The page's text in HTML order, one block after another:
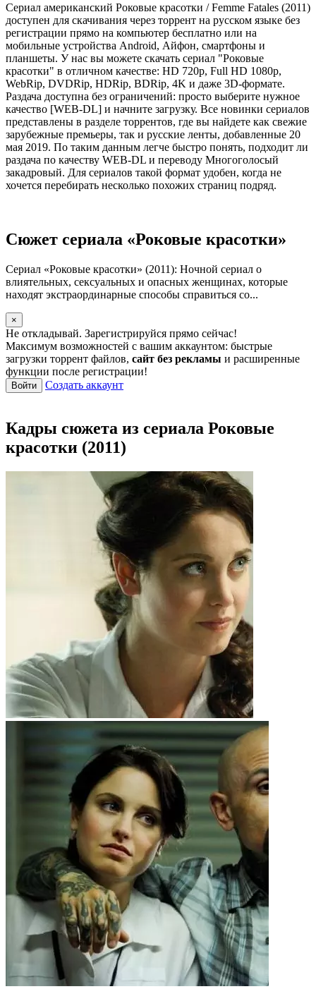
Сериал американский Роковые красотки / Femme Fatales (2011)
доступен для скачивания через торрент на русском языке без
регистрации прямо на компьютер бесплатно или на
мобильные устройства Android, Айфон, смартфоны и
планшеты. У нас вы можете скачать сериал "Роковые
красотки" в отличном качестве: HD 720p, Full HD 1080p,
WebRip, DVDRip, HDRip, BDRip, 4K и даже 3D-формате.
Раздача доступна без ограничений: просто выберите нужное
качество [WEB-DL] и начните загрузку. Все новинки сериалов
представлены в разделе торрентов, где вы найдете как свежие
зарубежные премьеры, так и русские ленты, добавленные 20
мая 2019. По таким данным легче быстро понять, подходит ли
раздача по качеству WEB-DL и переводу Многоголосый
закадровый. Для сериалов такой формат удобен, когда не
хочется перебирать несколько похожих страниц подряд.
Сюжет сериала «Роковые красотки»
Сериал «Роковые красотки» (2011): Ночной сериал о
влиятельных, сексуальных и опасных женщинах, которые
находят экстраординарные способы справиться со...
×
Не откладывай. Зарегистрируйся прямо сейчас!
Максимум возможностей с вашим аккаунтом: быстрые
загрузки торрент файлов, сайт без рекламы и расширенные
функции после регистрации!
Войти Создать аккаунт
Кадры сюжета из сериала Роковые
красотки (2011)